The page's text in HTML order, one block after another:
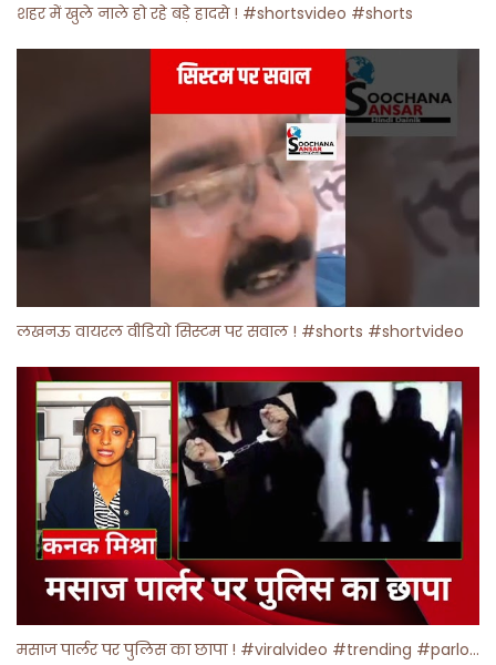
शहर में खुले नाले हो रहे बड़े हादसे ! #shortsvideo #shorts
लखनऊ वायरल वीडियो सिस्टम पर सवाल ! #shorts #shortvideo
मसाज पार्लर पर पुलिस का छापा ! #viralvideo #trending #parlour